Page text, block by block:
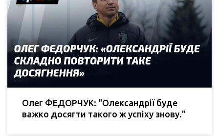
Олег ФЕДОРЧУК: "Олександрії буде
важко досягти такого ж успіху знову."